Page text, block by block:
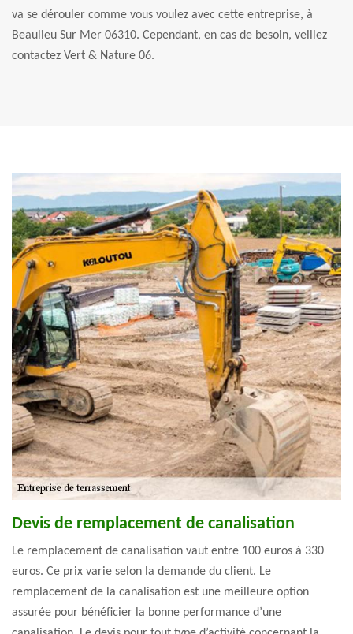
va se dérouler comme vous voulez avec cette entreprise, à
Beaulieu Sur Mer 06310. Cependant, en cas de besoin, veillez
contactez Vert & Nature 06.
Devis de remplacement de canalisation
Le remplacement de canalisation vaut entre 100 euros à 330
euros. Ce prix varie selon la demande du client. Le
remplacement de la canalisation est une meilleure option
assurée pour bénéficier la bonne performance d’une